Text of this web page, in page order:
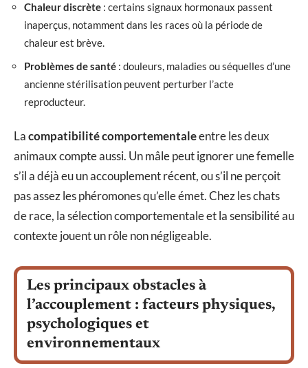
Chaleur discrète : certains signaux hormonaux passent
inaperçus, notamment dans les races où la période de
chaleur est brève.
Problèmes de santé : douleurs, maladies ou séquelles d’une
ancienne stérilisation peuvent perturber l’acte
reproducteur.
Lacompatibilité comportementaleentre les deux
animaux compte aussi. Un mâle peut ignorer une femelle
s’il a déjà eu un accouplement récent, ou s’il ne perçoit
pas assez les phéromones qu’elle émet. Chez les chats
de race, la sélection comportementale et la sensibilité au
contexte jouent un rôle non négligeable.
Les principaux obstacles à
l’accouplement : facteurs physiques,
psychologiques et
environnementaux